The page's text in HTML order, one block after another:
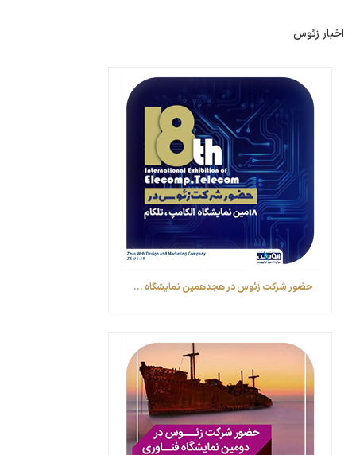
اخبار زئوس
حضور شرکت زئوس در هجدهمین نمایشگاه ...